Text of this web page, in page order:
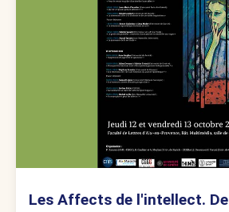
Les Affects de l'intellect. De